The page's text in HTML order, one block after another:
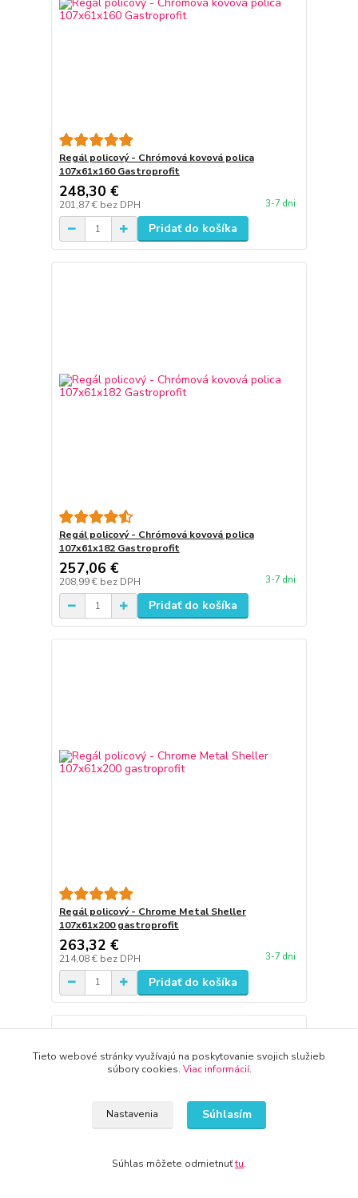
Regál policový - Chrómová kovová polica
107x61x160 Gastroprofit
248,30 €
201,87 € bez DPH 3-7 dni
Pridať do košíka
Regál policový - Chrómová kovová polica
107x61x182 Gastroprofit
257,06 €
208,99 € bez DPH 3-7 dni
Pridať do košíka
Regál policový - Chrome Metal Sheller
107x61x200 gastroprofit
263,32 €
214,08 € bez DPH 3-7 dni
Pridať do košíka
Tieto webové stránky využívajú na poskytovanie svojich služieb
súbory cookies. Viac informácií.
Nastavenia Súhlasím
Súhlas môžete odmietnuťtu.